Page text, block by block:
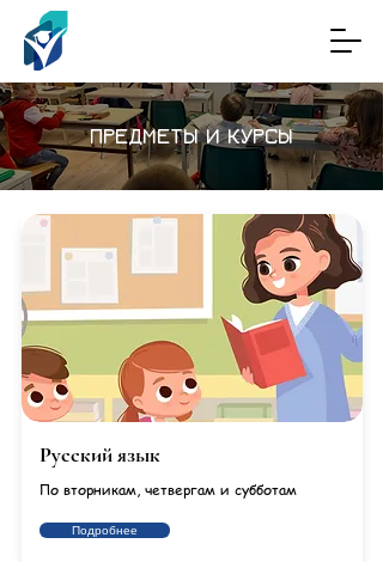
ПРЕДМЕТЫ И КУРСЫ
Русский язык
По вторникам, четвергам и субботам
Подробнее